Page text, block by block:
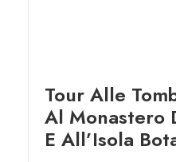
Tour Alle
Al Monastero
E All’Isola